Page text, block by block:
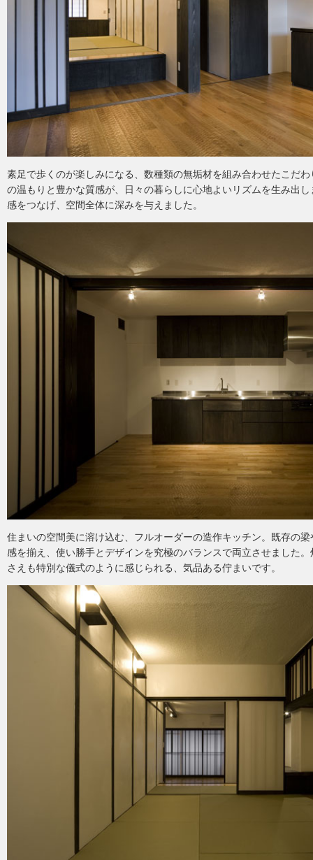
素足で歩くのが楽しみになる、数種類の無垢材を組み合わせたこだ
の温もりと豊かな質感が、日々の暮らしに心地よいリズムを生み出
感をつなげ、空間全体に深みを与えました。
住まいの空間美に溶け込む、フルオーダーの造作キッチン。既存の
感を揃え、使い勝手とデザインを究極のバランスで両立させました
さえも特別な儀式のように感じられる、気品ある佇まいです。